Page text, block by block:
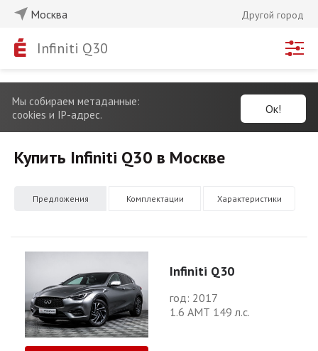
Москва Другой город
Infiniti Q30
Мы собираем метаданные:
cookies и IP-адрес.
Ок!
Купить Infiniti Q30 в Москве
Предложения Комплектации Характеристики
Infiniti Q30
год: 2017
1.6 АМТ 149 л.с.